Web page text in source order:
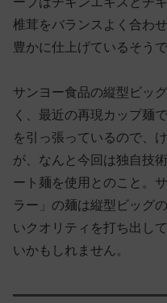
椎茸をバランスよく合わ
豊かに仕上げているそうで
サンヨー食品の縦型ビッ
く、最近の再現カップ麺
を引っ張っているので、
が、なんと今回は独自技
ート麺を使用とのこと。
ラー」の麺は縦型ビッグ
いクオリティを打ち出し
いかもしれません。